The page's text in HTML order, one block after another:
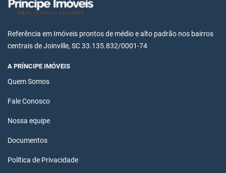
Referência em Imóveis prontos de médio e alto padrão nos bairros
centrais de Joinville, SC 33.135.832/0001-74
A PRÍNCIPE IMÓVEIS
Quem Somos
Fale Conosco
Nossa equipe
Documentos
Política de Privacidade